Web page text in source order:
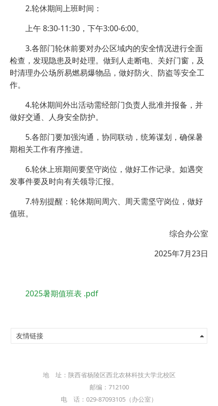
2.轮休期间上班时间：
上午 8:30-11:30，下午3:00-6:00。
3.各部门轮休前要对办公区域内的安全情况进行全面
检查，发现隐患及时处理。做到人走断电、关好门窗，及
时清理办公场所易燃易爆物品，做好防火、防盗等安全工
作。
4.轮休期间外出活动需经部门负责人批准并报备，并
做好交通、人身安全防护。
5.各部门要加强沟通，协同联动，统筹谋划，确保暑
期相关工作有序推进。
6.轮休上班期间要坚守岗位，做好工作记录。如遇突
发事件要及时向有关领导汇报。
7.特别提醒：轮休期间周六、周天需坚守岗位，做好
值班。
综合办公室
2025年7月23日
2025暑期值班表 .pdf
友情链接
地 址：陕西省杨陵区西北农林科技大学北校区
邮编：712100
电 话：029-87093105（办公室）